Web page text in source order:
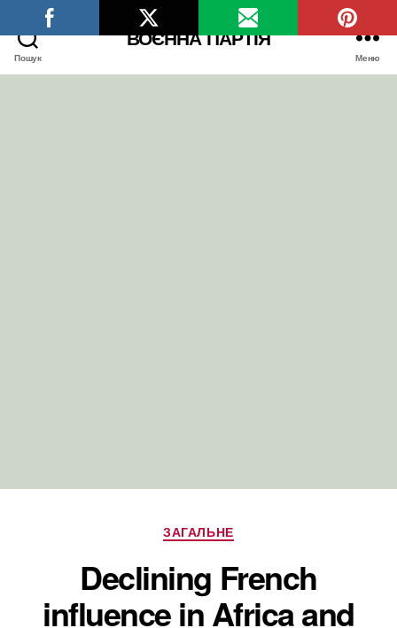
Пошук
ВОЄННА ПАРТІЯ
Меню
Категорії
ЗАГАЛЬНЕ
Declining French
influence in Africa and